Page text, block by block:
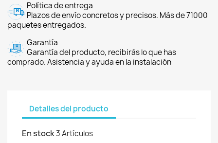
Política de entrega
Plazos de envío concretos y precisos. Más de 71000
paquetes entregados.
Garantía
Garantía del producto, recibirás lo que has
comprado. Asistencia y ayuda en la instalación
Detalles del producto
En stock3 Artículos